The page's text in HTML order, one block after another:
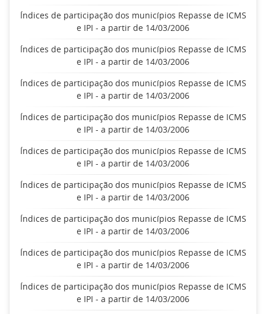
Índices de participação dos municípios Repasse de ICMS
e IPI - a partir de 14/03/2006
Índices de participação dos municípios Repasse de ICMS
e IPI - a partir de 14/03/2006
Índices de participação dos municípios Repasse de ICMS
e IPI - a partir de 14/03/2006
Índices de participação dos municípios Repasse de ICMS
e IPI - a partir de 14/03/2006
Índices de participação dos municípios Repasse de ICMS
e IPI - a partir de 14/03/2006
Índices de participação dos municípios Repasse de ICMS
e IPI - a partir de 14/03/2006
Índices de participação dos municípios Repasse de ICMS
e IPI - a partir de 14/03/2006
Índices de participação dos municípios Repasse de ICMS
e IPI - a partir de 14/03/2006
Índices de participação dos municípios Repasse de ICMS
e IPI - a partir de 14/03/2006